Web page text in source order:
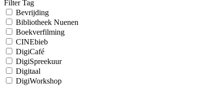
Filter Tag
Bevrijding
Bibliotheek Nuenen
Boekverfilming
CINEbieb
DigiCafé
DigiSpreekuur
Digitaal
DigiWorkshop